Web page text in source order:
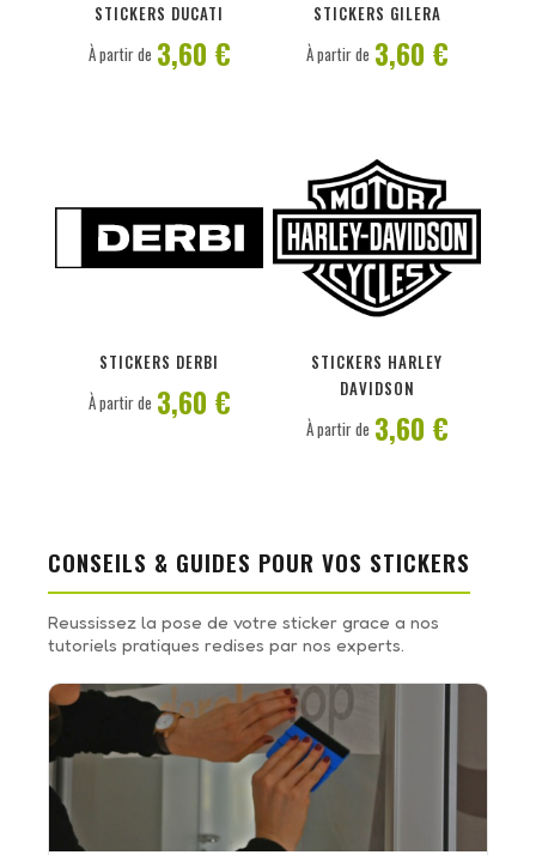
STICKERS DUCATI
À partir de 3,60 €
STICKERS GILERA
À partir de 3,60 €
STICKERS DERBI
À partir de 3,60 €
STICKERS HARLEY
DAVIDSON
À partir de 3,60 €
CONSEILS & GUIDES POUR VOS STICKERS
Reussissez la pose de votre sticker grace a nos
tutoriels pratiques redises par nos experts.